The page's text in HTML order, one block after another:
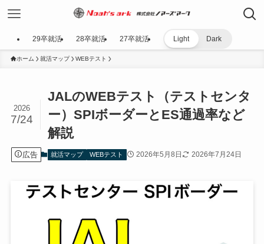
29卒就活 28卒就活 27卒就活 Light Dark
ホーム 就活マップ WEBテスト
JALのWEBテスト（テストセンタ
ー）SPIボーダーとES通過率など
解説
2026
7/24
広告 就活マップ WEBテスト 2026年5月8日 2026年7月24日